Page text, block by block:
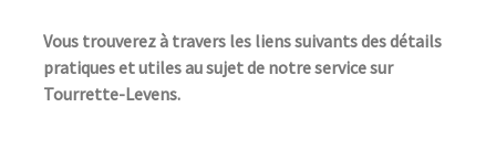
Vous trouverez à travers les liens suivants des détails
pratiques et utiles au sujet de notre service sur
Tourrette-Levens.